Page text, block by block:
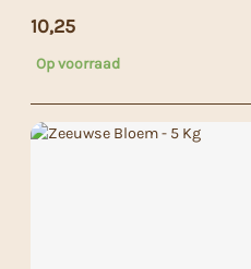
10,25
Op voorraad